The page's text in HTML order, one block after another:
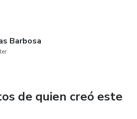
Barbosa
de quien creó este